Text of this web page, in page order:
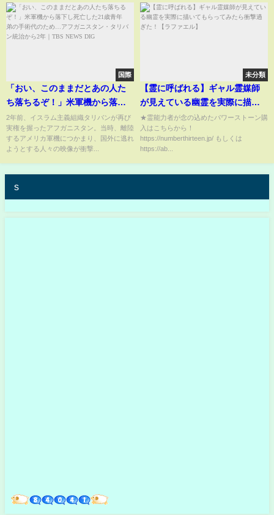
国際
「おい、このままだとあの人た
ち落ちるぞ！」米軍機から落下
し死亡した21歳青年 弟の手術
代のため…アフガニスタン・タ
リバン統治から2年｜
2年前、イスラム主義組織タリバンが再び
実権を握ったアフガニスタン。当時、離陸
するアメリカ軍機につかまり、国外に逃れ
ようとする人々の映像が衝撃...
未分類
【霊に呼ばれる】ギャル霊媒師
が見えている幽霊を実際に描い
てもらってみたら衝撃過ぎた！
【ラファエル】
★霊能力者が念の込めたパワーストーン購
入はこちらから！
https://numberthirteen.jp/ もしくは
https://ab...
s